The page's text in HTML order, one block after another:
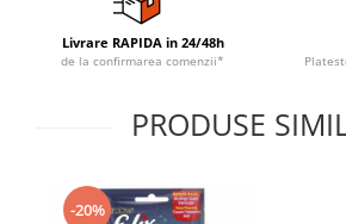
Livrare RAPIDA in 24/48h
de la confirmarea comenzii*
PRODUSE
-20%